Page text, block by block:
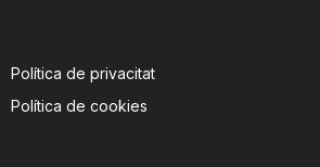
Política de privacitat
Política de cookies